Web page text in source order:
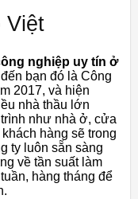
Việt
nghiệp uy tín ở
bạn đó là Công
2017, và hiện
nhà thầu lớn
như nhà ở, cửa
hàng sẽ trong
ty luôn sẵn sàng
về tần suất làm
hàng tháng để